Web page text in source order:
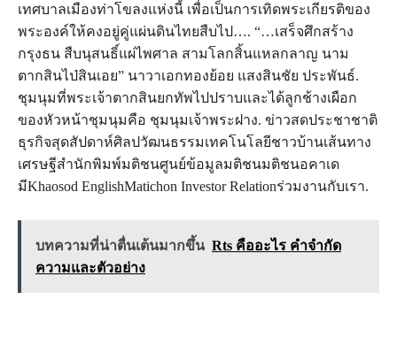
เทศบาลเมืองท่าโขลงแห่งนี้ เพื่อเป็นการเทิดพระเกียรติของ
พระองค์ให้คงอยู่คู่แผ่นดินไทยสืบไป…. “…เสร็จศึกสร้าง
กรุงธน สืบนุสนธิ์แผ่ไพศาล สามโลกสิ้นแหลกลาญ นาม
ตากสินไป่สินเอย” นาวาเอกทองย้อย แสงสินชัย ประพันธ์.
ชุมนุมที่พระเจ้าตากสินยกทัพไปปราบและได้ลูกช้างเผือก
ของหัวหน้าชุมนุมคือ ชุมนุมเจ้าพระฝาง. ข่าวสดประชาชาติ
ธุรกิจสุดสัปดาห์ศิลปวัฒนธรรมเทคโนโลยีชาวบ้านเส้นทาง
เศรษฐีสำนักพิมพ์มติชนศูนย์ข้อมูลมติชนมติชนอคาเด
มีKhaosod EnglishMatichon Investor Relationร่วมงานกับเรา.
บทความที่น่าตื่นเต้นมากขึ้น Rts คืออะไร คำจำกัด
ความและตัวอย่าง